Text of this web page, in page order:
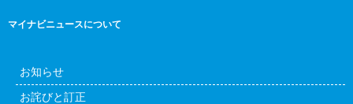
マイナビニュースについて
お知らせ
お詫びと訂正